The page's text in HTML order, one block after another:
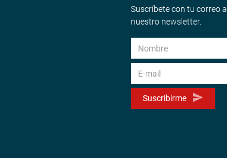
Suscríbete con tu correo a
nuestro newsletter.
Suscribirme